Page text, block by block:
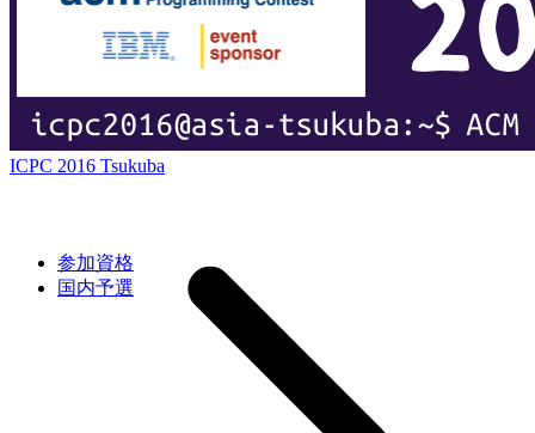
参加資格
国内予選
ICPC 2016 Tsukuba